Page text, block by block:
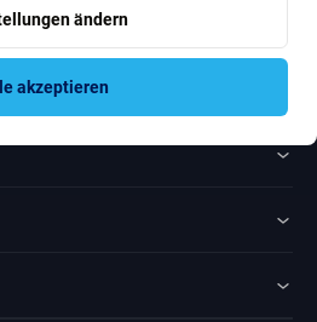
ändern
akzeptieren